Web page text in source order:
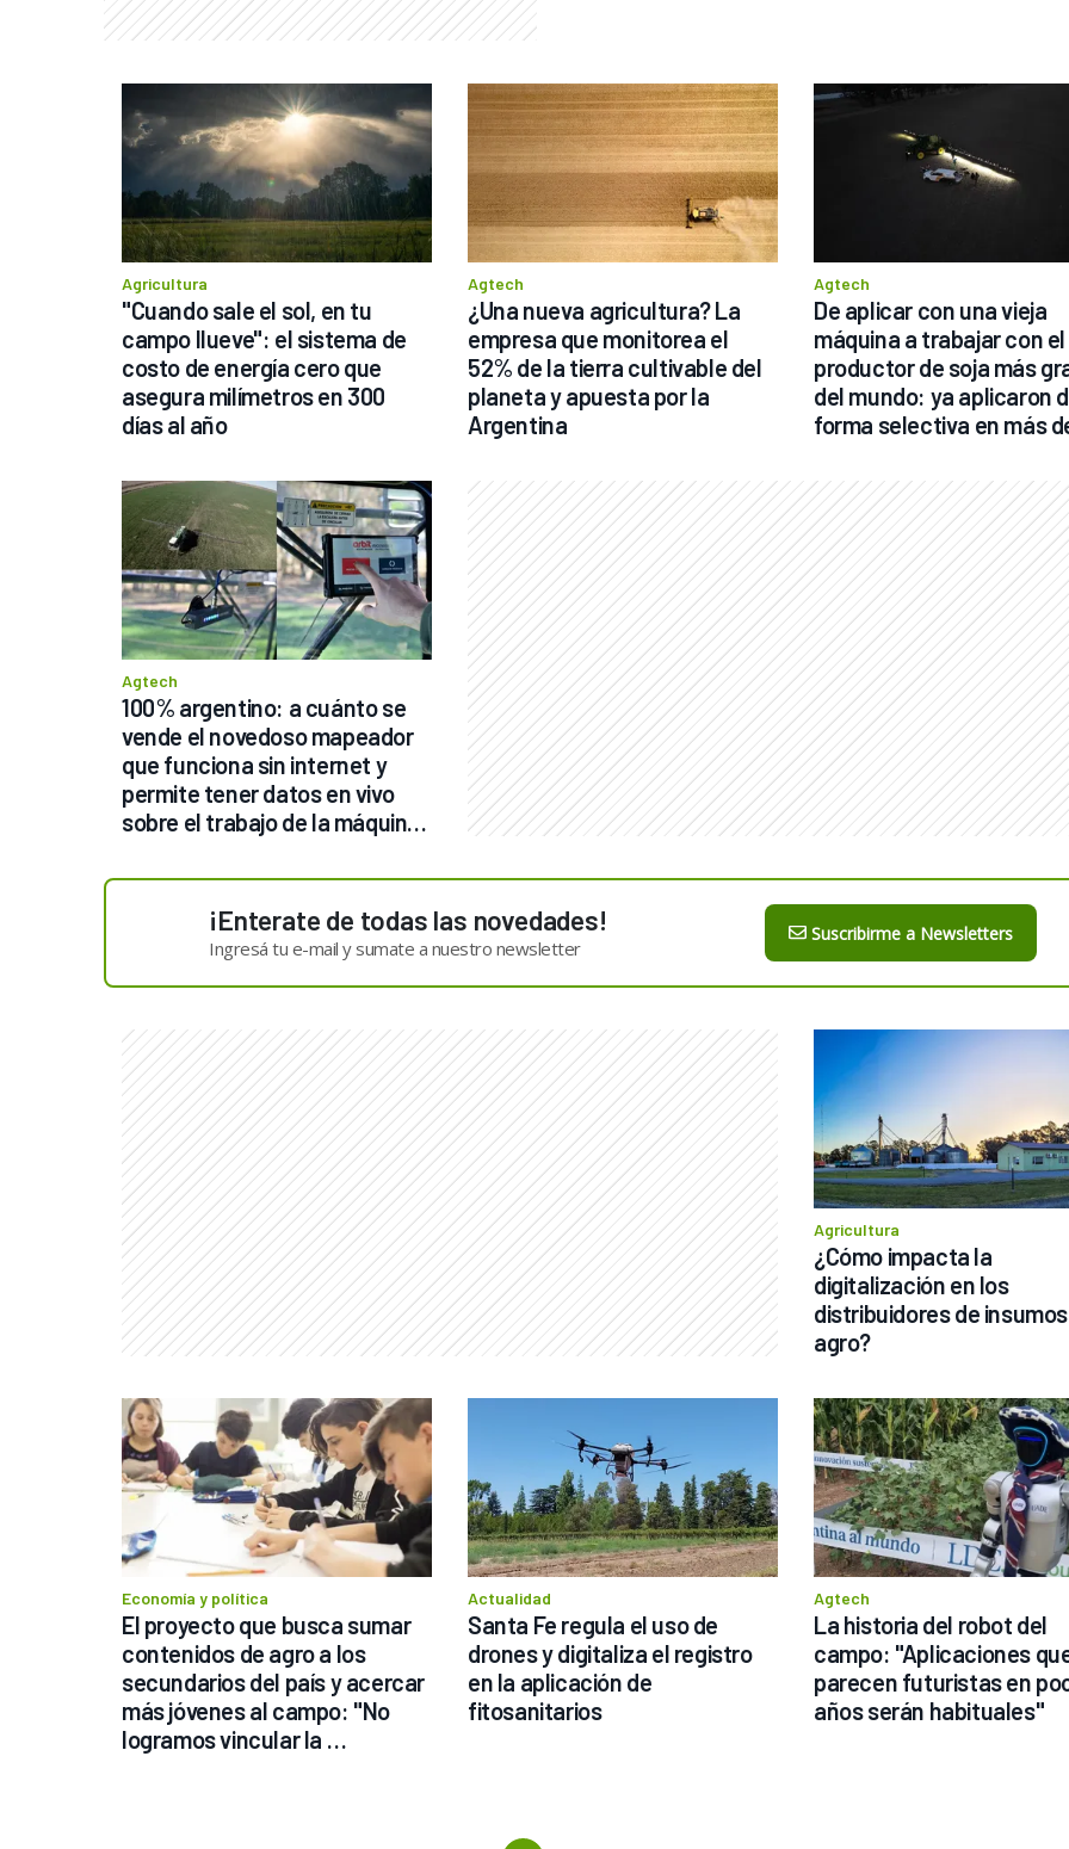
Agricultura
"Cuando sale el sol, en tu
campo llueve": el sistema de
costo de energía cero que
asegura milímetros en 300
días al año
Agtech
¿Una nueva agricultura? La
empresa que monitorea el
52% de la tierra cultivable del
planeta y apuesta por la
Argentina
Agtech
De aplicar con una vieja
máquina a trabajar con el
productor de soja más
del mundo: ya aplicaron
forma selectiva en más
740.000 hectáreas no se
aplicó ni una gota de
agroquímicos
Agtech
100% argentino: a cuánto se
vende el novedoso mapeador
que funciona sin internet y
permite tener datos en vivo
sobre el trabajo de la máquina
¡Enterate de todas las novedades!
Ingresá tu e-mail y sumate a nuestro newsletter
Suscribirme a Newsletters
Agricultura
¿Cómo impacta la
digitalización en los
distribuidores de
agro?
Economía y política
El proyecto que busca sumar
contenidos de agro a los
secundarios del país y acercar
más jóvenes al campo: "No
logramos vincular la
Actualidad
Santa Fe regula el uso de
drones y digitaliza el registro
en la aplicación de
fitosanitarios
Agtech
La historia del robot del
campo: "Aplicaciones
parecen futuristas en
años serán habituales"